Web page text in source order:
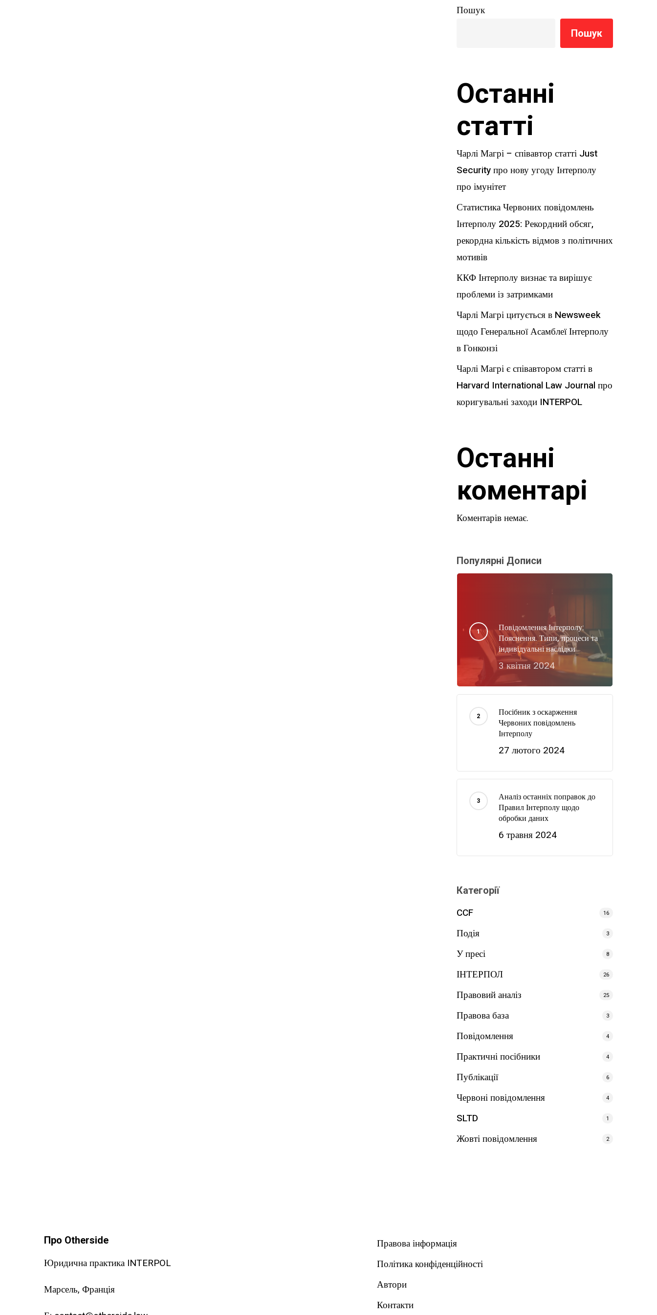
Пошук
Пошук
Останні
статті
Чарлі Магрі – співавтор статті Just
Security про нову угоду Інтерполу
про імунітет
Статистика Червоних повідомлень
Інтерполу 2025: Рекордний обсяг,
рекордна кількість відмов з політичних
мотивів
ККФ Інтерполу визнає та вирішує
проблеми із затримками
Чарлі Магрі цитується в Newsweek
щодо Генеральної Асамблеї Інтерполу
в Гонконзі
Чарлі Магрі є співавтором статті в
Harvard International Law Journal про
коригувальні заходи INTERPOL
Останні
коментарі
Коментарів немає.
Популярні Дописи
Повідомлення Інтерполу:
Пояснення. Типи, процеси та
індивідуальні наслідки
3 квітня 2024
Посібник з оскарження
Червоних повідомлень
Інтерполу
27 лютого 2024
Аналіз останніх поправок до
Правил Інтерполу щодо
обробки даних
6 травня 2024
Категорії
CCF 16
Подія 3
У пресі 8
ІНТЕРПОЛ 26
Правовий аналіз 25
Правова база 3
Повідомлення 4
Практичні посібники 4
Публікації 6
Червоні повідомлення 4
SLTD 1
Жовті повідомлення 2
Про Otherside
Юридична практика INTERPOL
Марсель, Франція
Правова інформація
Політика конфіденційності
Автори
Контакти